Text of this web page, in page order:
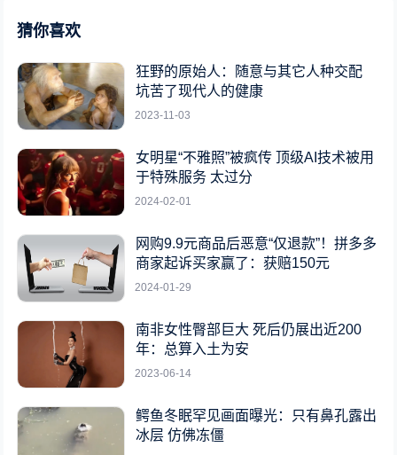
猜你喜欢
狂野的原始人：随意与其它人种交配
坑苦了现代人的健康
2023-11-03
女明星“不雅照”被疯传 顶级AI技术被用
于特殊服务 太过分
2024-02-01
网购9.9元商品后恶意“仅退款”！拼多多
商家起诉买家赢了：获赔150元
2024-01-29
南非女性臀部巨大 死后仍展出近200
年：总算入土为安
2023-06-14
鳄鱼冬眠罕见画面曝光：只有鼻孔露出
冰层 仿佛冻僵